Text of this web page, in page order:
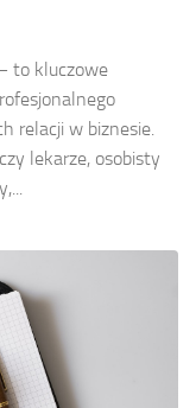
to kluczowe
relacji w biznesie.
lekarze, osobisty